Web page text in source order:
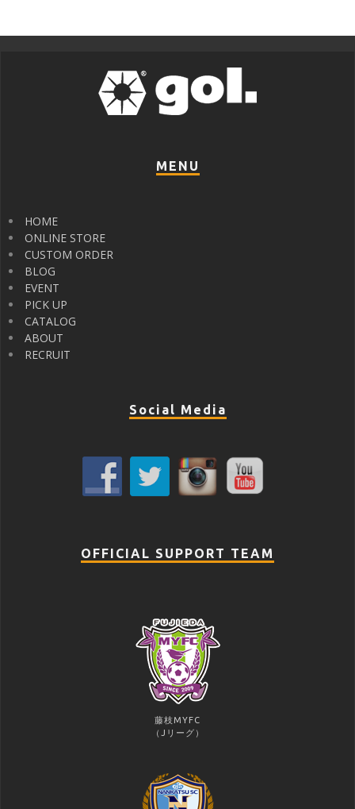
MENU
HOME
ONLINE STORE
CUSTOM ORDER
BLOG
EVENT
PICK UP
CATALOG
ABOUT
RECRUIT
Social Media
OFFICIAL SUPPORT TEAM
藤枝MYFC
（Jリーグ）